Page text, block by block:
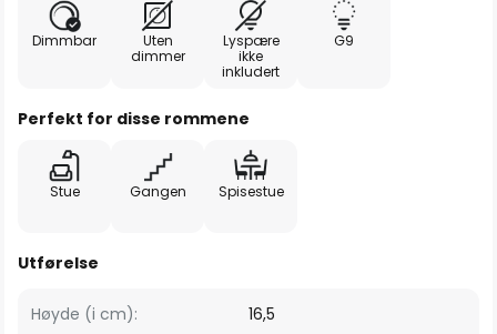
Dimmbar
Uten
dimmer
Lyspære
ikke
inkludert
G9
Perfekt for disse rommene
Stue Gangen Spisestue
Utførelse
Høyde (i cm): 16,5